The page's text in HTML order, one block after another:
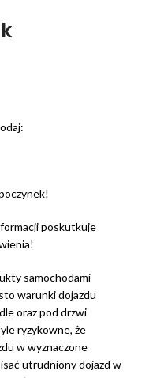
poskutkuje
samochodami
warunki dojazdu
oraz pod drzwi
ryzykowne, że
w wyznaczone
utrudniony dojazd w